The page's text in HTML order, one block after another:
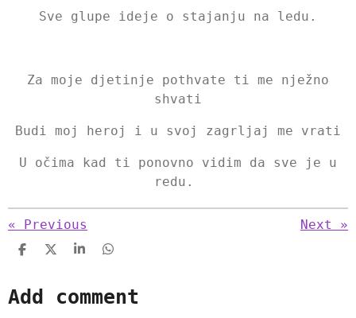
Sve glupe ideje o stajanju na ledu.
Za moje djetinje pothvate ti me nježno
shvati
Budi moj heroj i u svoj zagrljaj me vrati
U očima kad ti ponovno vidim da sve je u
redu.
« Previous Next »
S
r
e
S
S
r
e
S
r
e
Add comment